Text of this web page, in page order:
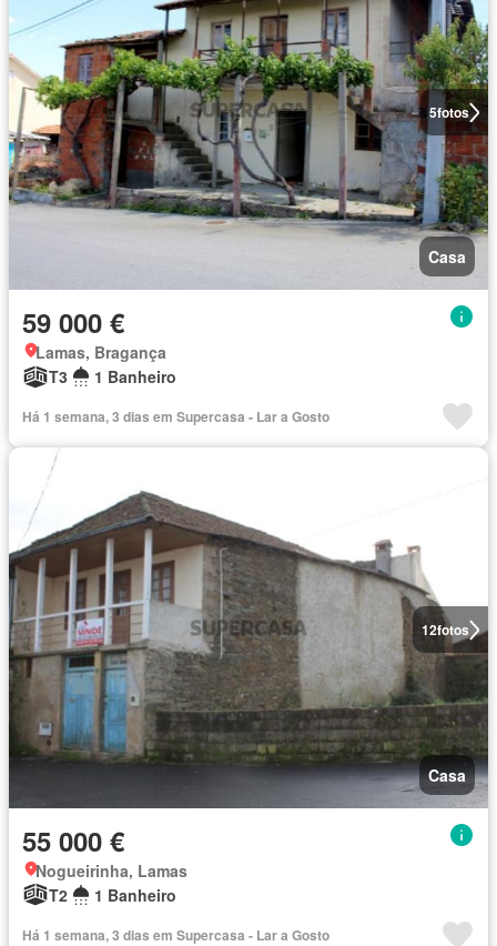
5fotos
Casa
59 000 €
Lamas, Bragança
T3
1 Banheiro
Há 1 semana, 3 dias em Supercasa - Lar a Gosto
12fotos
Casa
55 000 €
Nogueirinha, Lamas
T2
1 Banheiro
Há 1 semana, 3 dias em Supercasa - Lar a Gosto